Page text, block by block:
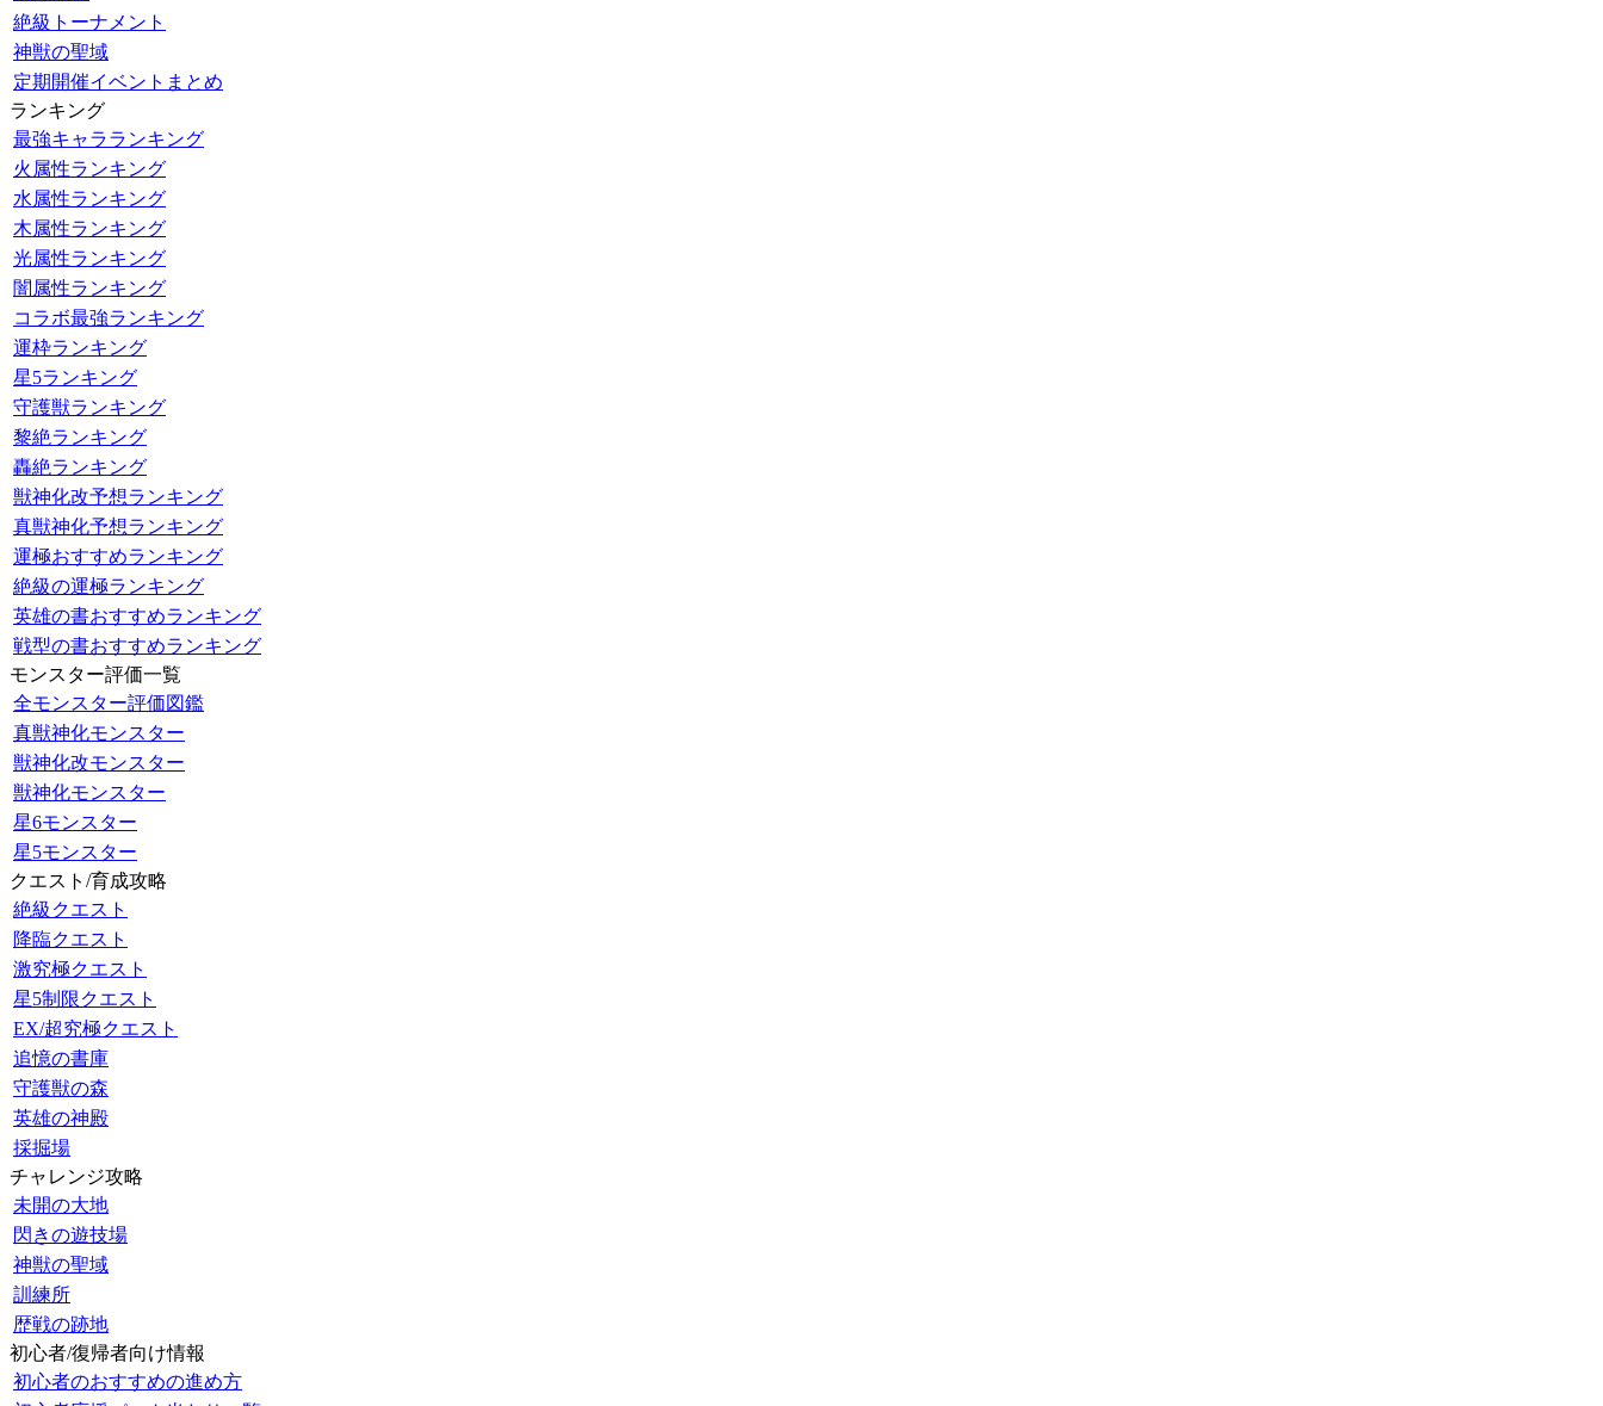
絶級トーナメント
神獣の聖域
定期開催イベントまとめ
ランキング
最強キャラランキング
火属性ランキング
水属性ランキング
木属性ランキング
光属性ランキング
闇属性ランキング
コラボ最強ランキング
運枠ランキング
星5ランキング
守護獣ランキング
黎絶ランキング
轟絶ランキング
獣神化改予想ランキング
真獣神化予想ランキング
運極おすすめランキング
絶級の運極ランキング
英雄の書おすすめランキング
戦型の書おすすめランキング
モンスター評価一覧
全モンスター評価図鑑
真獣神化モンスター
獣神化改モンスター
獣神化モンスター
星6モンスター
星5モンスター
クエスト/育成攻略
絶級クエスト
降臨クエスト
激究極クエスト
星5制限クエスト
EX/超究極クエスト
追憶の書庫
守護獣の森
英雄の神殿
採掘場
チャレンジ攻略
未開の大地
閃きの遊技場
神獣の聖域
訓練所
歴戦の跡地
初心者/復帰者向け情報
初心者のおすすめの進め方